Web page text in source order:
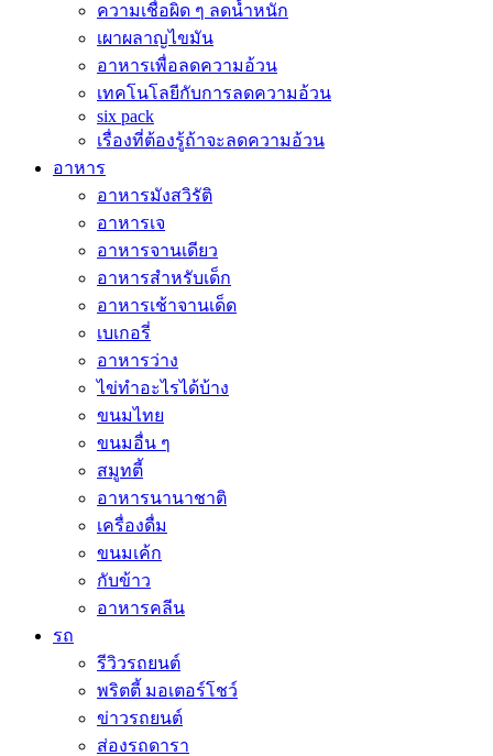
ความเชื่อผิด ๆ ลดน้ำหนัก
เผาผลาญไขมัน
อาหารเพื่อลดความอ้วน
เทคโนโลยีกับการลดความอ้วน
six pack
เรื่องที่ต้องรู้ถ้าจะลดความอ้วน
อาหาร
อาหารมังสวิรัติ
อาหารเจ
อาหารจานเดียว
อาหารสำหรับเด็ก
อาหารเช้าจานเด็ด
เบเกอรี่
อาหารว่าง
ไข่ทำอะไรได้บ้าง
ขนมไทย
ขนมอื่น ๆ
สมูทตี้
อาหารนานาชาติ
เครื่องดื่ม
ขนมเค้ก
กับข้าว
อาหารคลีน
รถ
รีวิวรถยนต์
พริตตี้ มอเตอร์โชว์
ข่าวรถยนต์
ส่องรถดารา